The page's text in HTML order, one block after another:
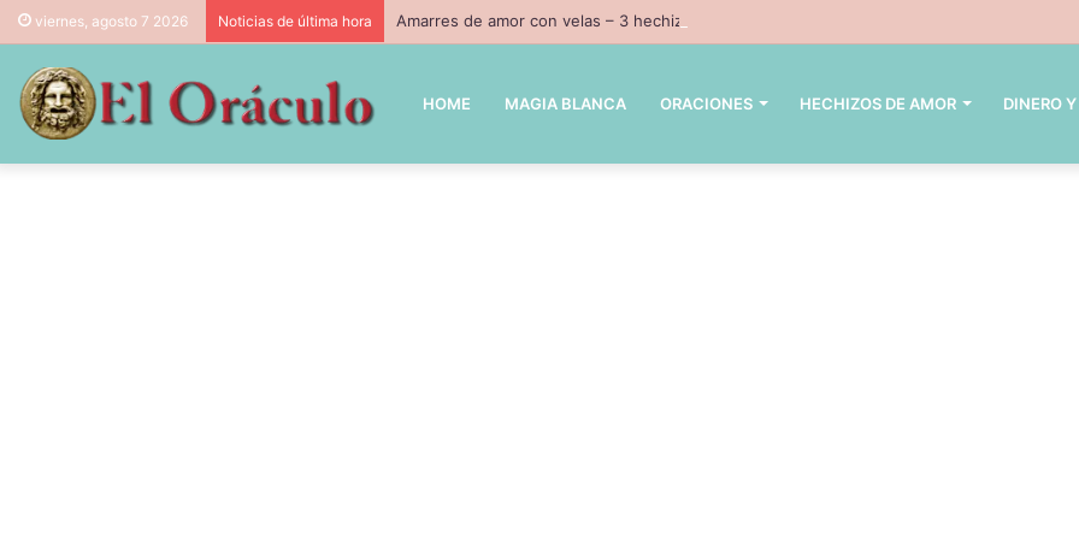
viernes, agosto 7 2026 Noticias de última hora Amarres de amor con velas – 3 hechizos con velas inpresindibles con magia negra
HOME MAGIA BLANCA ORACIONES HECHIZOS DE AMOR DINERO